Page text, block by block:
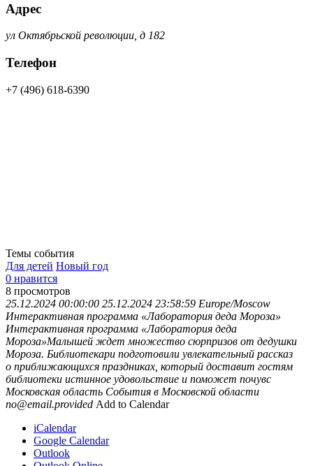
Адрес
ул Октябрьской революции, д 182
Телефон
+7 (496) 618-6390
Темы события
Для детей Новый год
0 нравится
8 просмотров
25.12.2024 00:00:00 25.12.2024 23:58:59 Europe/Moscow
Интерактивная программа «Лаборатория деда Мороза»
Интерактивная программа «Лаборатория деда
Мороза»Малышей ждет множество сюрпризов от дедушки
Мороза. Библиотекари подготовили увлекательный рассказ
о приближающихся праздниках, который доставит гостям
библиотеки истинное удовольствие и поможет почувс
Московская область События в Московской области
no@email.provided Add to Calendar
iCalendar
Google Calendar
Outlook